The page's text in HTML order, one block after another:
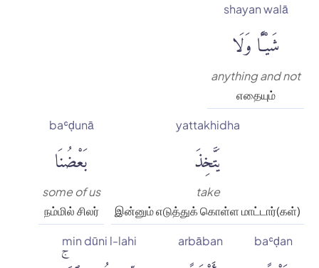
shayan walā
شَيْـًٔا وَلَا
anything and not
எதையும்
yattakhidha
يَتَّخِذَ
take
இன்னும் எடுத்துக் கொள்ள மாட்டார்(கள்)
baʿḍunā
بَعْضُنَا
some of us
நம்மில் சிலர்
baʿḍan
arbāban
min dūni l-lahi